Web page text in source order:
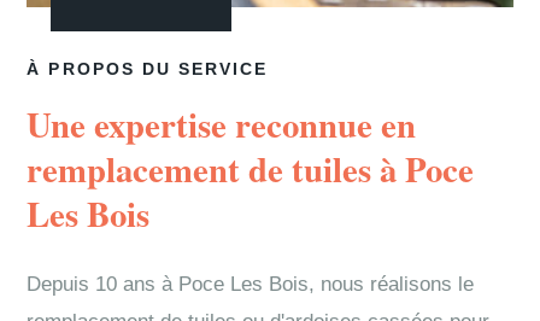
À PROPOS DU SERVICE
Une expertise reconnue en
remplacement de tuiles à Poce
Les Bois
Depuis 10 ans à Poce Les Bois, nous réalisons le